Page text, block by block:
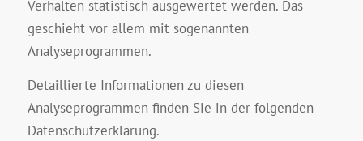
Verhalten statistisch ausgewertet werden. Das
geschieht vor allem mit sogenannten
Analyseprogrammen.
Detaillierte Informationen zu diesen
Analyseprogrammen finden Sie in der folgenden
Datenschutzerklärung.